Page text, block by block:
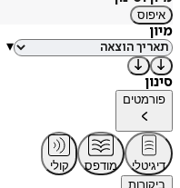
איפוס
מיון
▾
סינון
פורמטים
דיגיטלי מודפס
קולי
ביקורות